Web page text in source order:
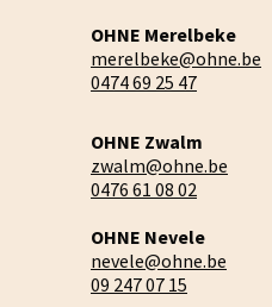
OHNE Merelbeke
merelbeke@ohne.be
0474 69 25 47
OHNE Zwalm
zwalm@ohne.be
0476 61 08 02
OHNE Nevele
nevele@ohne.be
09 247 07 15